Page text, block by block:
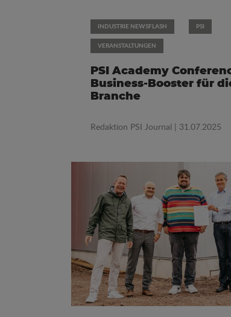
INDUSTRIE NEWSFLASH PSI
VERANSTALTUNGEN
PSI Academy
Business-Booster für
Branche
Redaktion PSI Journal | 31.07.2025